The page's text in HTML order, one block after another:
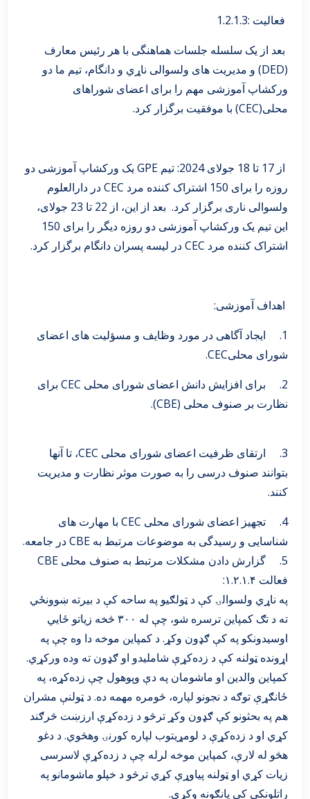
فعالیت :1.2.1.3
بعد از یک سلسله جلسات هماهنگی با هر رئیس معارف
(DED) و مدیریت های ولسوالی ناړي و دانگام، تیم ما دو
ورکشاپ آموزشی مهم را برای اعضای شوراهای
محلی(CEC) با موفقیت برگزار کرد.
از 17 تا 18 جولای 2024: تیم GPE یک ورکشاپ آموزشی دو
روزه را برای 150 اشتراک کننده مرد CEC در دارالعلوم
ولسوالی ناری برگزار کرد. بعد از این، از 22 تا 23 جولای،
این تیم یک ورکشاپ آموزشی دو روزه دیگر را برای 150
اشتراک کننده مرد CEC در لیسه پسران دانگام برگزار کرد.
اهداف آموزشی:
1. ایجاد آگاهی در مورد وظایف و مسؤلیت های اعضای
شورای محلیCEC.
2. برای افزایش دانش اعضای شورای محلی CEC برای
نظارت بر صنوف محلی (CBE).
3. ارتقای ظرفیت اعضای شورای محلی CEC، تا آنها
بتوانند صنوف درسی را به صورت موثر نظارت و مدیریت
کنند.
4. تجهیز اعضای شورای محلی CEC با مهارت های
شناسایی و رسیدگی به موضوعات مرتبط به CBE در جامعه.
5. گزارش دادن مشکلات مرتبط به صنوف محلی CBE
فعالت ۱.۲.۱.۴:
په ناړي ولسوالۍ کې د ټولګیو په ساحه کې د بیرته ښوونځي
ته د تګ کمپاین ترسره شو، چې له ۳۰۰ څخه زیاتو ځایي
اوسیدونکو په کې ګډون وکړ. د کمپاین موخه دا وه چې په
اړونده ټولنه کې د زده‌کړې شاملیدو او ګډون ته وده ورکړي.
کمپاین والدین او ماشومان په دې وپوهول چې زده‌کړه، په
ځانګړې توګه د نجونو لپاره، څومره مهمه ده. د ټولنې مشران
هم په بحثونو کې ګډون وکړ ترڅو د زده‌کړې ارزښت څرګند
کړي او د زده‌کړې د لومړیتوب لپاره کورنۍ وهڅوي. د دغو
هڅو له لارې، کمپاین موخه لرله چې د زده‌کړې لاسرسی
زیات کړي او ټولنه پیاوړې کړي ترڅو د خپلو ماشومانو په
راتلونکي کې پانګونه وکړي.